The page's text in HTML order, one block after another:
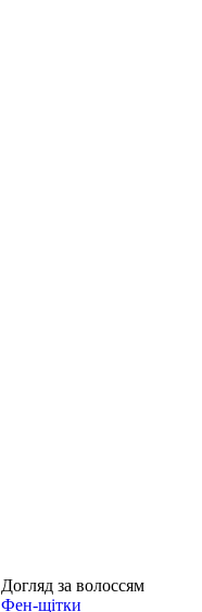
Догляд за волоссям
Фен-щітки